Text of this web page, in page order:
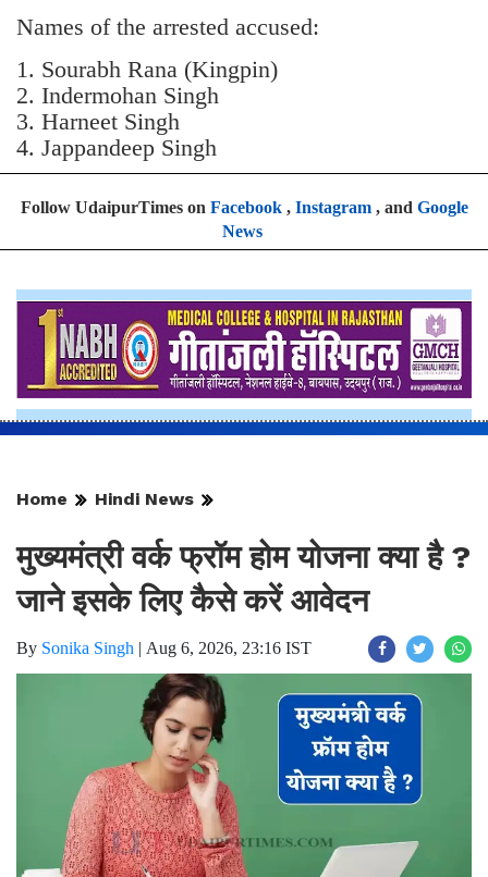
Names of the arrested accused:
1. Sourabh Rana (Kingpin)
2. Indermohan Singh
3. ⁠Harneet Singh
4. ⁠Jappandeep Singh
Follow UdaipurTimes on Facebook, Instagram, and Google
News
Home Hindi News
मुख्यमंत्री वर्क फ्रॉम होम योजना क्या है ?
जाने इसके लिए कैसे करें आवेदन
By Sonika Singh | Aug 6, 2026, 23:16 IST